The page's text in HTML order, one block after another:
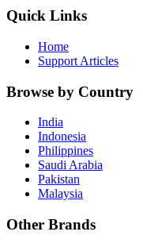
Quick Links
Home
Support Articles
Browse by Country
India
Indonesia
Philippines
Saudi Arabia
Pakistan
Malaysia
Other Brands